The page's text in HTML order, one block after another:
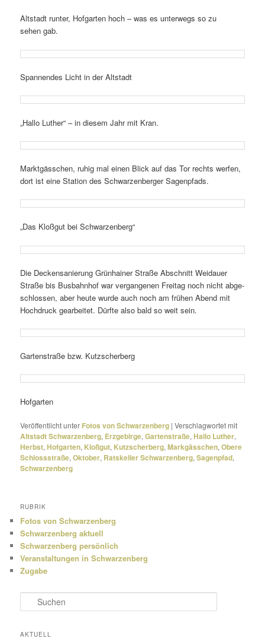
Altstadt runter, Hofgarten hoch – was es unter­wegs so zu
sehen gab.
Spannendes Licht in der Altstadt
„Hallo Luther“ – in diesem Jahr mit Kran.
Marktgässchen, ruhig mal einen Blick auf das Tor rechts werfen,
dort ist eine Station des Schwarzenberger Sagenpfads.
„Das Kloßgut bei Schwarzenberg“
Die Deckensanierung Grünhainer Straße Abschnitt Weidauer
Straße bis Busbahnhof war vergan­genen Freitag noch nicht abge­
schlossen, aber heute wurde auch noch am frühen Abend mit
Hochdruck gear­beitet. Dürfte also bald so weit sein.
Gartenstraße bzw. Kutzscherberg
Hofgarten
Veröffentlicht unter Fotos von Schwarzenberg |Verschlagwortet mit
Altstadt Schwarzenberg, Erzgebirge,Gartenstraße,Hallo Luther,
Herbst,Hofgarten, Kloßgut, Kutzscherberg,Markgässchen,Obere
Schlossstraße,Oktober, Ratskeller Schwarzenberg,Sagenpfad,
Schwarzenberg
RUBRIK
Fotos von Schwarzenberg
Schwarzenberg aktuell
Schwarzenberg persönlich
Veranstaltungen in Schwarzenberg
Zugabe
u
h
AKTUELL